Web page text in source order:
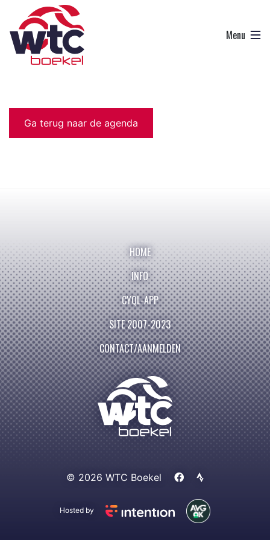
Ga terug naar de agenda
HOME
INFO
CYQL-APP
SITE 2007-2023
CONTACT/AANMELDEN
© 2026 WTC Boekel
Hosted by